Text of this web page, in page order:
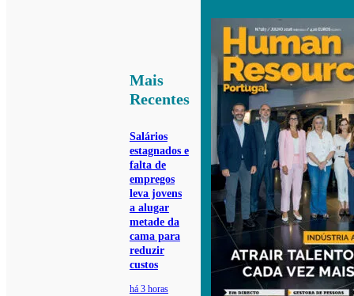
Mais
Recentes
Salários
estagnados e
falta de
empregos
leva jovens
a alugar
metade da
cama para
reduzir
custos
há 3 horas